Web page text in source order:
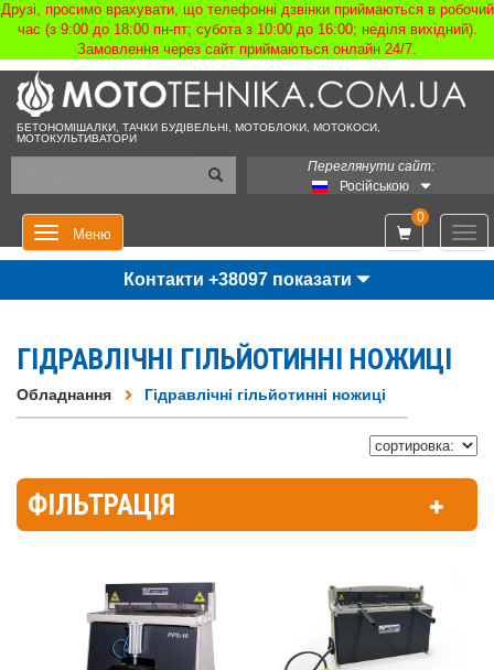
Друзі, просимо врахувати, що телефонні дзвінки приймаються в робочий
час (з 9:00 до 18:00 пн-пт; субота з 10:00 до 16:00; неділя вихідний).
Замовлення через сайт приймаються онлайн 24/7.
БЕТОНОМІШАЛКИ, ТАЧКИ БУДІВЕЛЬНІ, МОТОБЛОКИ, МОТОКОСИ,
МОТОКУЛЬТИВАТОРИ
Переглянути сайт:
Російською
Меню
0
Контакти +38097 показати
ГІДРАВЛІЧНІ ГІЛЬЙОТИННІ НОЖИЦІ
Обладнання Гідравлічні гільйотинні ножиці
ФІЛЬТРАЦІЯ